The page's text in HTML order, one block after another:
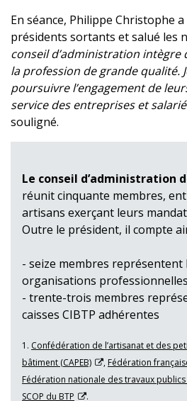
En séance, Philippe Christophe
présidents sortants et salué les
conseil d’administration intègre
la profession de grande qualité.
poursuivre l’engagement de
service des entreprises et
souligné.
Le conseil d’administration
réunit cinquante membres,
artisans exerçant leurs
Outre le président, il compte
- seize membres représentent
organisations
- trente-trois membres
caisses CIBTP adhérentes
1. Confédération de l’artisanat et des
bâtiment (CAPEB)
, Fédération
Fédération nationale des travaux publics
SCOP du BTP
.